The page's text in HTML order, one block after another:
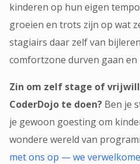
kinderen op hun eigen
groeien en trots zijn op wat
stagiairs daar zelf van
comfortzone durven gaan en
Zin om zelf stage of
CoderDojo te doen? Ben je
je gewoon goesting om
wondere wereld van
met ons op — we